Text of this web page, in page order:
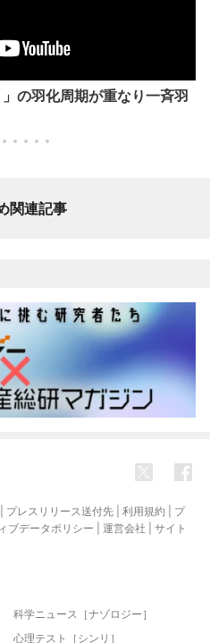
の羽化周期が重なり一斉羽
関連記事
プレスリリース送付先 利用規約
プ
ブデータポリシー 運営会社
サイト
科学ニュース［ナゾロジー］
心理テスト［シンリ］